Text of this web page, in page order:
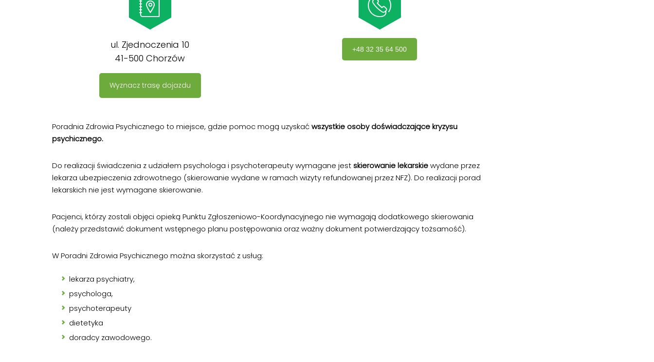
ul. Zjednoczenia 10
41-500 Chorzów
Wyznacz trasę dojazdu
+48 32 35 64 500
Poradnia Zdrowia Psychicznego to miejsce, gdzie pomoc mogą uzyskaćwszystkie osoby doświadczające kryzysu
psychicznego.
Do realizacji świadczenia z udziałem psychologa i psychoterapeuty wymagane jestskierowanie lekarskiewydane przez
lekarza ubezpieczenia zdrowotnego (skierowanie wydane w ramach wizyty refundowanej przez NFZ). Do realizacji porad
lekarskich nie jest wymagane skierowanie.
Pacjenci, którzy zostali objęci opieką Punktu Zgłoszeniowo-Koordynacyjnego nie wymagają dodatkowego skierowania
(należy przedstawić dokument wstępnego planu postępowania oraz ważny dokument potwierdzający tożsamość).
W Poradni Zdrowia Psychicznego można skorzystać z usług:
lekarza psychiatry,
psychologa,
psychoterapeuty
dietetyka
doradcy zawodowego.